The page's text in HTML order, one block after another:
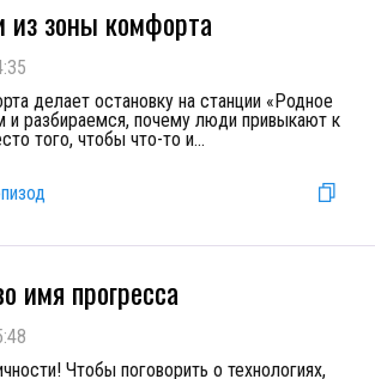
зоны комфорта
делает остановку на станции «Родное
и разбираемся, почему люди привыкают к
того, чтобы что-то и...
имя прогресса
Чтобы поговорить о технологиях,